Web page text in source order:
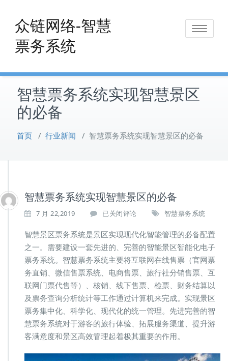
content
众链网络-智慧
票务系统
Toggle
智慧票务系统实现智慧景区
的必备
首页 / 行业新闻 / 智慧票务系统实现智慧景区的必备
智慧票务系统实现智慧景区的必备
7 月 22,2019
智
票
务
系
统
实
现
智
慧
景
区
的
备
已关闭评论 智慧票务系统
智慧景区票务系统是景区实现现代化智能管理的必备配置
之一。需要建设一套先进的、完善的智能景区智能化电子
票务系统。智慧票务系统主要将互联网在线售票（官网票
务直销、微信售票系统、电商售票、旅行社分销售票、互
联网门票代售等）、核销、线下售票、检票、财务结算以
及票务查询分析统计等工作通过计算机来完成。实现景区
票务集中化、科学化、现代化的统一管理。先进完善的智
慧票务系统对于游客的旅行体验、拓展服务渠道、提升游
客满意度和景区高效管理起着极其重要的作用。